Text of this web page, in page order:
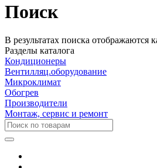
Поиск
В результатах поиска отображаются
Разделы каталога
Кондиционеры
Вентилляц.оборудование
Микроклимат
Обогрев
Производители
Монтаж, сервис и ремонт